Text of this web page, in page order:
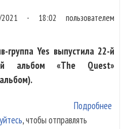
2021 - 18:02 пользователем
группа Yes выпустила 22-й
альбом «The Quest»
Подробнее
, чтобы отправлять